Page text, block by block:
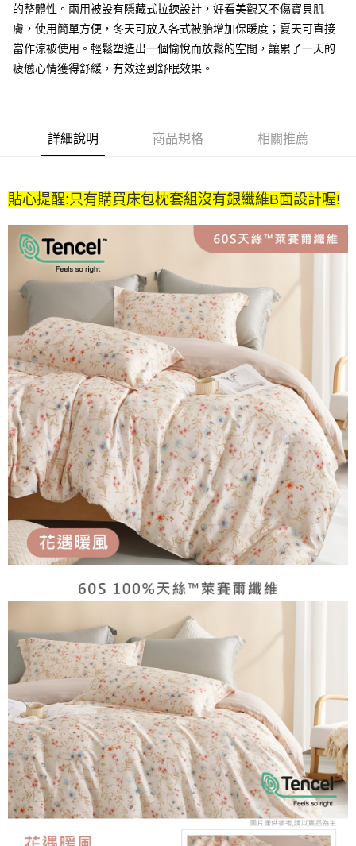
2.付款方式選擇「大哥付你分期」，訂單成立後會自動跳轉到大哥付的交易
流程，驗證手機門號後，選擇欲分期的期數、繳款截止日，確認付款後即完
成交易。
3.實際核准額度、可分期數及費用金額請依後續交易確認頁面所載為準。
4.訂單成立30分鐘內，如未前往確認交易或遇審核未通過，訂單將自動取
醒簡訊。
【注意事項】
1.本服務係由「台灣大哥大股份有限公司」（以下簡稱本公司）所提供，讓
買賣價金債權讓與本公司後，依約使用本公司帳單繳交帳款。
2.基於同意付款使用「大哥付你分期」之契約關係目的，商店將以您的個人
資料（包含姓名、電話或地址）提供予台灣大哥大進項蒐集、處理及利用，
由本公司與您本人進行分期帳單所需資料之確認、核對及更正。
3.完整用戶服務條款，請詳閱以下連結：https://oppay.tw/userRule
相關說明
【關於「AFTEE先享後付」】
AFTEE先享後付是「在收到商品之後才付款」的支付方式。 讓您購物簡單
便利好安心！
１．簡單：不需註冊會員、不需綁卡、不需儲值。
１．於結帳方式選擇「AFTEE先享後付」後，將跳轉至「AFTEE先享後付」
結帳頁面，進行簡訊認證並確認金額後，即可完成結帳。
ATM／網路銀行／等多元方式進行付款，方視為交易完成。
購買商品的店家。未經商家同意取消之訂單仍視為有效，需透過AFTEE先享
後付繳納相關費用。
※ 交易是否成功請以「AFTEE先享後付 」之結帳頁面顯示為準，若有關於
是否繳費成功／繳費後需取消欲退款等相關疑問，請聯繫「AFTEE先享後付
客戶支援中心」https://netprotections.freshdesk.com/support/home
１．透過由恩沛科技股份有限公司提供之「AFTEE先享後付」服務完成之交
易，需依本服務之必要範圍內提供個人資料，並將交易相關給付款項請求債
權轉讓予恩沛科技股份有限公司。
２．關於個人資料處理事宜，請瀏覽以下網址：
https://aftee.tw/terms/#terms3
３．未成年的使用者請事先徵得法定代理人或監護人之同意方可使用
「AFTEE先享後付」，若未經同意申辦者引起之損失，本公司不負相關責
任。
４．使用「AFTEE先享後付」時，將依據個別帳號之用戶狀況，依本公司即
時審查核予不同之上限額度；若仍有額度不足之情形，本公司將視審查結果
請求用戶進行身份認證。
５．嚴禁一人註冊多個帳號或使用他人資訊註冊。若發現惡意使用之情形，
恩沛科技股份有限公司將有權停止該用戶之使用額度並採取法律行動。
運送方式
付款後全家取貨
萊爾富取貨付款
每筆NT$60，滿NT$990(含以上)免運費
付款後萊爾富取貨
每筆NT$60，滿NT$990(含以上)免運費
每筆NT$65，滿NT$990(含以上)免運費
付款後7-11取貨
每筆NT$65，滿NT$990(含以上)免運費
大型超重物流運送
每筆NT$150，滿NT$990(含以上)免運費
郵局包裹
每筆NT$250
的整體性。兩用被設有隱藏式拉鍊設計，好看美觀又不傷寶貝肌
膚，使用簡單方便，冬天可放入各式被胎增加保暖度；夏天可直接
當作涼被使用。輕鬆塑造出一個愉悅而放鬆的空間，讓累了一天的
疲憊心情獲得舒緩，有效達到舒眠效果。
詳細說明 商品規格 相關推薦
貼心提醒:只有購買床包枕套組沒有銀纖維B面設計喔!